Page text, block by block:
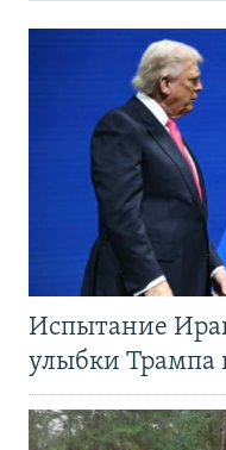
Испытание
улыбки